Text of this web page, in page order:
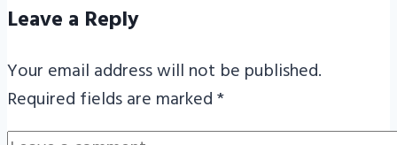
Leave a Reply
Your email address will not be published.
Required fields are marked*